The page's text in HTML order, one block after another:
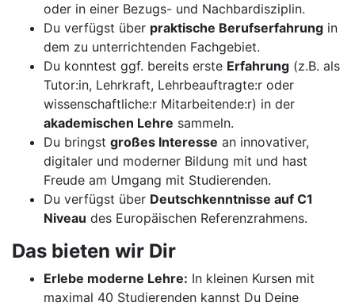
oder in einer Bezugs- und Nachbardisziplin.
Du verfügst über praktische Berufserfahrung in
dem zu unterrichtenden Fachgebiet.
Du konntest ggf. bereits erste Erfahrung (z.B. als
Tutor:in, Lehrkraft, Lehrbeauftragte:r oder
wissenschaftliche:r Mitarbeitende:r) in der
akademischen Lehre sammeln.
Du bringst großes Interesse an innovativer,
digitaler und moderner Bildung mit und hast
Freude am Umgang mit Studierenden.
Du verfügst über Deutschkenntnisse auf C1
Niveau des Europäischen Referenzrahmens.
Das bieten wir Dir
Erlebe moderne Lehre: In kleinen Kursen mit
maximal 40 Studierenden kannst Du Deine